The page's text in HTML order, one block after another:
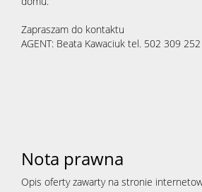
Zapraszam do kontaktu
AGENT: Beata Kawaciuk tel. 502 309 252
Nota prawna
Opis oferty zawarty na stronie